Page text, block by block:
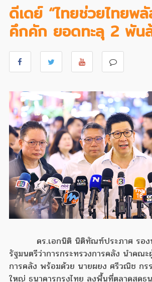
ดีเดย์ “ไทยช่วยไทยพ
คึกคัก ยอดทะลุ 2 พัน
ดร.เอกนิติ นิติทัณฑ์ประภาศ รอง
รัฐมนตรีว่าการกระทรวงการคลัง นำคณ
การคลัง พร้อมด้วย นายผยง ศรีวณิช กร
ใหญ่ ธนาคารกรุงไทย ลงพื้นที่ตลาดสดธ